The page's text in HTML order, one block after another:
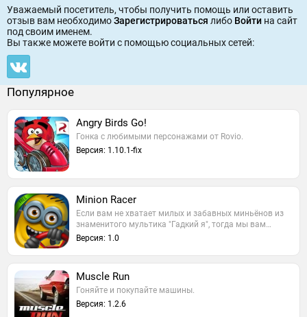
Уважаемый посетитель, чтобы получить помощь или оставить
отзыв вам необходимоЗарегистрироваться либо Войти на сайт
под своим именем.
Вы также можете войти c помощью социальных сетей:
Популярное
Angry Birds Go!
Гонка с любимыми персонажами от Rovio.
Версия: 1.10.1-fix
Minion Racer
Если вам не хватает милых и забавных миньёнов из
знаменитого мультика "Гадкий я", тогда мы вам…
Версия: 1.0
Muscle Run
Гоняйте и покупайте машины.
Версия: 1.2.6